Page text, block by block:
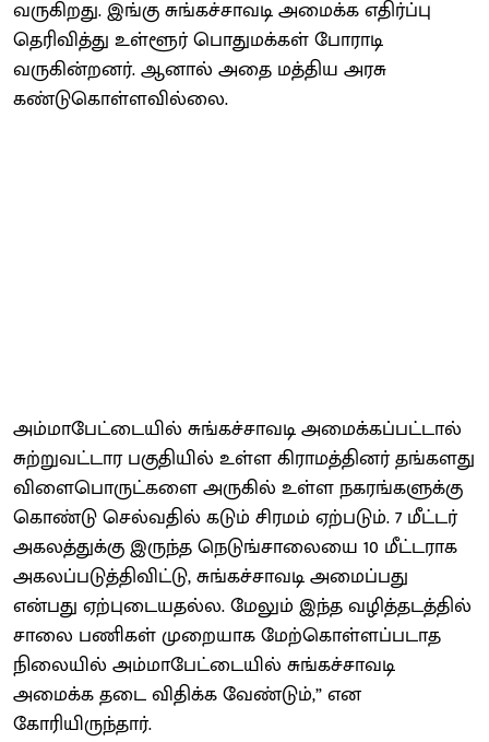
வருகிறது. இங்கு சுங்கச்சாவடி அமைக்க எதிர்ப்பு
தெரிவித்து உள்ளூர் பொதுமக்கள் போராடி
வருகின்றனர். ஆனால் அதை மத்திய அரசு
கண்டுகொள்ளவில்லை.
அம்மாபேட்டையில் சுங்கச்சாவடி அமைக்கப்பட்டால்
சுற்றுவட்டார பகுதியில் உள்ள கிராமத்தினர் தங்களது
விளைபொருட்களை அருகில் உள்ள நகரங்களுக்கு
கொண்டு செல்வதில் கடும் சிரமம் ஏற்படும். 7 மீட்டர்
அகலத்துக்கு இருந்த நெடுங்சாலையை 10 மீட்டராக
அகலப்படுத்திவிட்டு, சுங்கச்சாவடி அமைப்பது
என்பது ஏற்புடையதல்ல. மேலும் இந்த வழித்தடத்தில்
சாலை பணிகள் முறையாக மேற்கொள்ளப்படாத
நிலையில் அம்மாபேட்டையில் சுங்கச்சாவடி
அமைக்க தடை விதிக்க வேண்டும்,” என
கோரியிருந்தார்.